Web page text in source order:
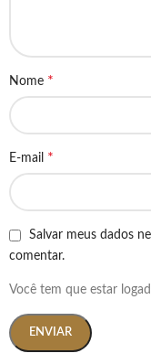
Nome *
E-mail *
Salvar meus dados
comentar.
Você tem que estar